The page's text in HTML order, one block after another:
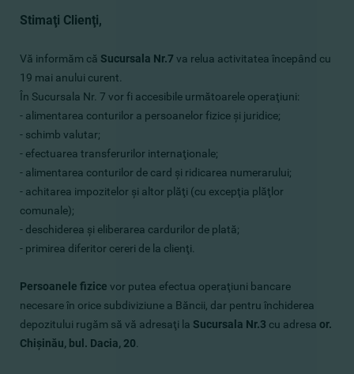
Stimaţi Clienţi,
Vă informăm că Sucursala Nr.7 va relua activitatea începând cu
19 mai anului curent.
În Sucursala Nr. 7 vor fi accesibile următoarele operaţiuni:
- alimentarea conturilor a persoanelor fizice şi juridice;
- schimb valutar;
- efectuarea transferurilor internaţionale;
- alimentarea conturilor de card şi ridicarea numerarului;
- achitarea impozitelor şi altor plăţi (cu excepţia plăţlor
comunale);
- deschiderea şi eliberarea cardurilor de plată;
- primirea diferitor cereri de la clienţi.
Persoanele fizice vor putea efectua operaţiuni bancare
necesare în orice subdiviziune a Băncii, dar pentru închiderea
depozitului rugăm să vă adresaţi la Sucursala Nr.3 cu adresa or.
Chişinău, bul. Dacia, 20